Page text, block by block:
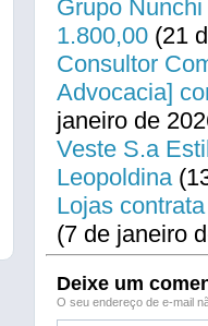
Grupo
1.800,00 (21
Consultor
Advocacia]
janeiro de
Veste S.a
Leopoldina
Lojas
(7 de janeiro
Deixe um
O seu endereço de e-mail